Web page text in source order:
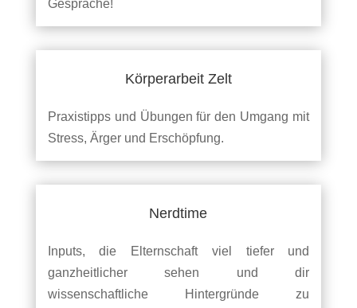
Gespräche!
Körperarbeit Zelt
Praxistipps und Übungen für den Umgang mit
Stress, Ärger und Erschöpfung.
Nerdtime
Inputs, die Elternschaft viel tiefer und
ganzheitlicher sehen und dir
wissenschaftliche Hintergründe zu